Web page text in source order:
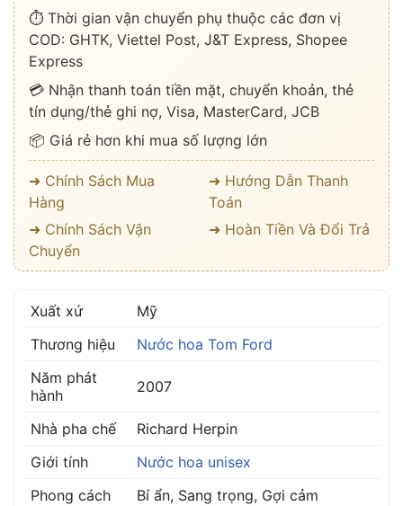
⏱️ Thời gian vận chuyển phụ thuộc các đơn vị
COD: GHTK, Viettel Post, J&T Express, Shopee
Express
💳 Nhận thanh toán tiền mặt, chuyển khoản, thẻ
tín dụng/thẻ ghi nợ, Visa, MasterCard, JCB
📦 Giá rẻ hơn khi mua số lượng lớn
➜ Chính Sách Mua
Hàng
➜ Hướng Dẫn Thanh
Toán
➜ Chính Sách Vận
Chuyển
➜ Hoàn Tiền Và Đổi Trả
Xuất xứ
Mỹ
Thương hiệu
Nước hoa Tom Ford
Năm phát
hành
2007
Nhà pha chế
Richard Herpin
Giới tính
Nước hoa unisex
Phong cách
Bí ẩn, Sang trọng, Gợi cảm